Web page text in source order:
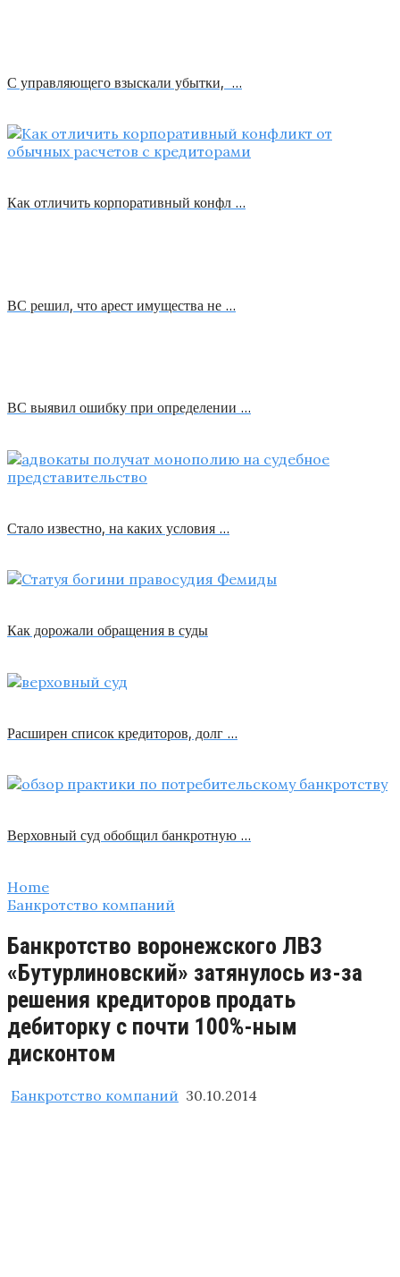
С управляющего взыскали убытки, …
Как отличить корпоративный конфл …
ВС решил, что арест имущества не …
ВС выявил ошибку при определении …
Стало известно, на каких условия …
Как дорожали обращения в суды
Расширен список кредиторов, долг …
Верховный суд обобщил банкротную …
Home
Банкротство компаний
Банкротство воронежского ЛВЗ
«Бутурлиновский» затянулось из-за
решения кредиторов продать
дебиторку с почти 100%-ным
дисконтом
Банкротство компаний 30.10.2014